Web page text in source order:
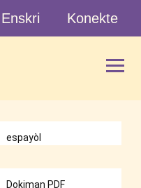
Enskri Konekte